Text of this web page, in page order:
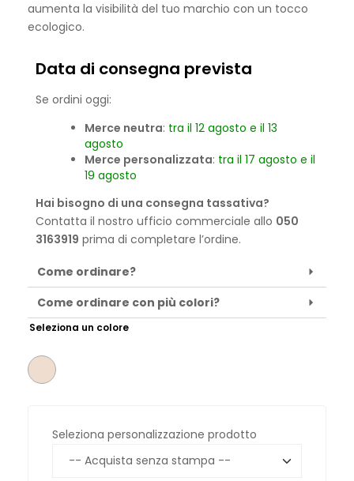
aumenta la visibilità del tuo marchio con un tocco
ecologico.
Data di consegna prevista
Se ordini oggi:
Merce neutra: tra il 12 agosto e il 13
agosto
Merce personalizzata: tra il 17 agosto e il
19 agosto
Hai bisogno di una consegna tassativa?
Contatta il nostro ufficio commerciale allo 050
3163919 prima di completare l’ordine.
Come ordinare?
Come ordinare con più colori?
Seleziona un colore
Seleziona personalizzazione prodotto